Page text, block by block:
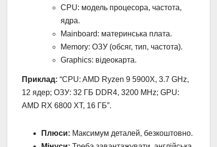
CPU: модель процесора, частота,
ядра.
Mainboard: материнська плата.
Memory: ОЗУ (обсяг, тип, частота).
Graphics: відеокарта.
Приклад: “CPU: AMD Ryzen 9 5900X, 3.7 GHz,
12 ядер; ОЗУ: 32 ГБ DDR4, 3200 MHz; GPU:
AMD RX 6800 XT, 16 ГБ”.
Плюси: Максимум деталей, безкоштовно.